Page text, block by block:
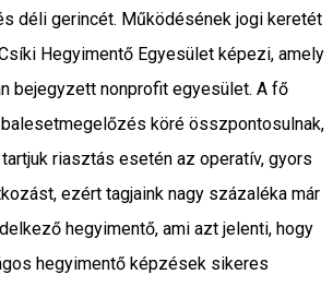
déli gerincét. Működésének jogi keretét
Hegyimentő Egyesület képezi, amely
bejegyzett nonprofit egyesület. A fő
köré összpontosulnak,
riasztás esetén az operatív, gyors
ezért tagjaink nagy százaléka már
hegyimentő, ami azt jelenti, hogy
hegyimentő képzések sikeres